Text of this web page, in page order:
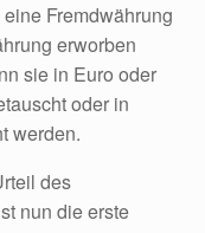
Fremdwährung
erworben
sie in Euro oder
oder in
werden.
des
nun die erste